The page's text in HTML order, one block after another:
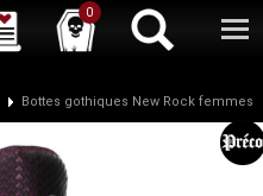
0
Newsletter | | Facebook
Bottes gothiques New Rock femmes